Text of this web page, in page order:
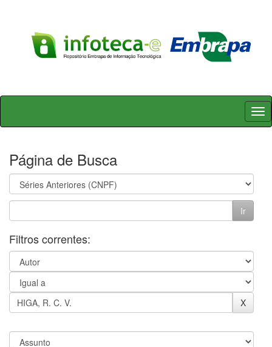
Skip
Página de Busca
Filtros correntes: